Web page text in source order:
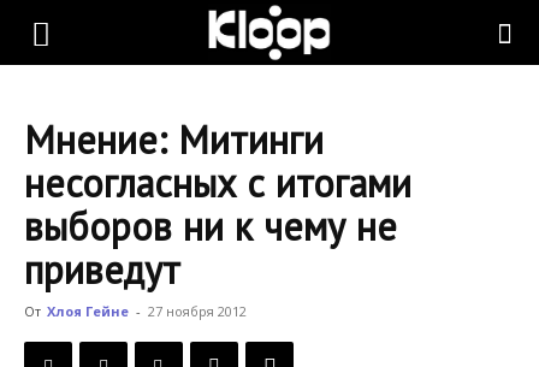
KLOOP.KG
Новости
Кыргызстана
Мнение: Митинги
несогласных с итогами
выборов ни к чему не
приведут
От Хлоя Гейне - 27 ноября 2012